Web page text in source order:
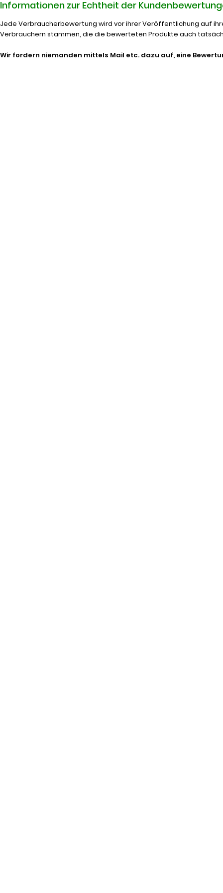
Informationen zur Echtheit der
Jede Verbraucherbewertung wird vor ihrer Veröffentlichung auf
Verbrauchern stammen, die die bewerteten Produkte auch
Wir fordern niemanden mittels Mail etc. dazu auf, eine